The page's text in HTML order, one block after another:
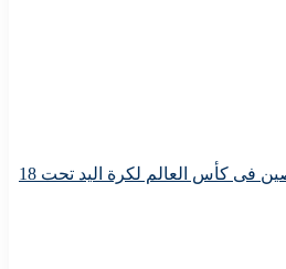
نتيجة مباراة مصر والصين فى كأس العالم لكرة اليد تحت 18